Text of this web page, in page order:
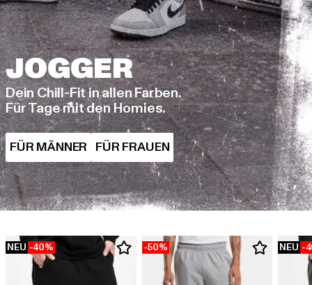
Dein Chill-Fit in allen Farben.
Für Tage mit den Homies.
NEU -40% -50% NEU -